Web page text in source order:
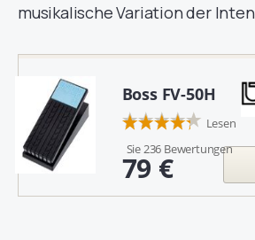
musikalische Variation der
Boss FV-50H
Lesen
Sie 236 Bewertungen
79 €